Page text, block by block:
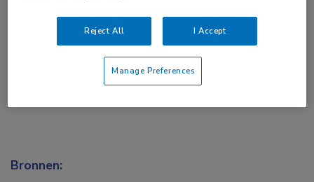
Login ofAccount maken
Bronnen:
Reject All I Accept
Manage Preferences